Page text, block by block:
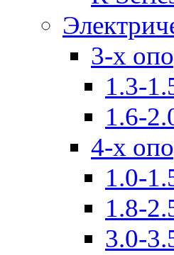
3-х
1.3-
1.6-
4-х
1.0-
1.8-
3.0-